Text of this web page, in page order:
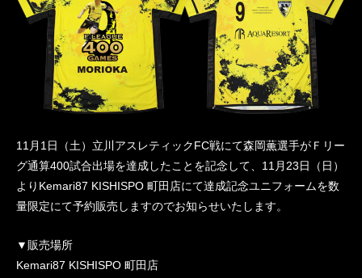
11月1日（土）立川アスレティックFC戦にて森岡薫選手がＦリー
グ通算400試合出場を達成したことを記念して、11月23日（日）
よりKemari87 KISHISPO 町田店にて達成記念ユニフォームを数
量限定にて予約販売しますのでお知らせいたします。
▼販売場所
Kemari87 KISHISPO 町田店